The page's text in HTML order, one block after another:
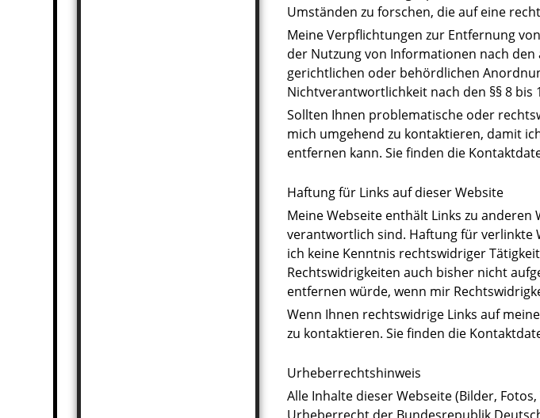
Umständen zu forschen, die auf eine
Meine Verpflichtungen zur Entfernung
der Nutzung von Informationen nach
gerichtlichen oder behördlichen
Nichtverantwortlichkeit nach den §§ 8 bis
Sollten Ihnen problematische oder
mich umgehend zu kontaktieren, damit
entfernen kann. Sie finden die
Haftung für Links auf dieser Website
Meine Webseite enthält Links zu
verantwortlich sind. Haftung für verlinkte
ich keine Kenntnis rechtswidriger
Rechtswidrigkeiten auch bisher nicht
entfernen würde, wenn mir
Wenn Ihnen rechtswidrige Links auf
zu kontaktieren. Sie finden die
Urheberrechtshinweis
Alle Inhalte dieser Webseite (Bilder,